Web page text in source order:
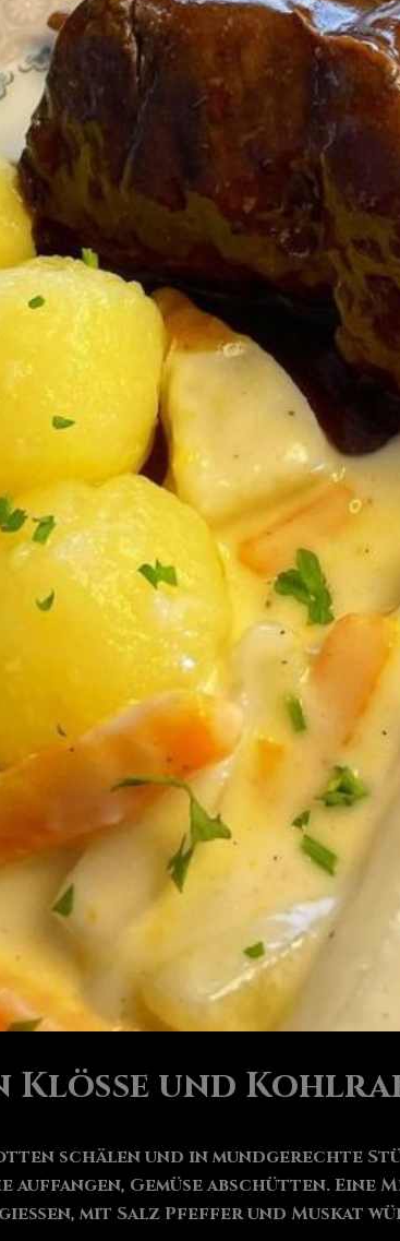
Klöße und
schälen und in mundgerechte
auffangen, Gemüse abschütten.
mit Salz Pfeffer und Muskat